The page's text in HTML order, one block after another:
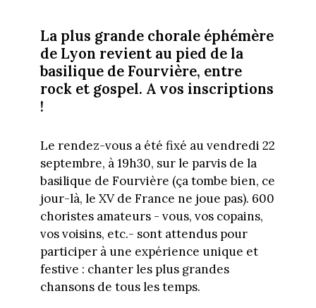
La plus grande chorale éphémère
de Lyon revient au pied de la
basilique de Fourvière, entre
rock et gospel. A vos inscriptions
!
Le rendez-vous a été fixé au vendredi 22
septembre, à 19h30, sur le parvis de la
basilique de Fourvière (ça tombe bien, ce
jour-là, le XV de France ne joue pas). 600
choristes amateurs - vous, vos copains,
vos voisins, etc.- sont attendus pour
participer à une expérience unique et
festive : chanter les plus grandes
chansons de tous les temps.